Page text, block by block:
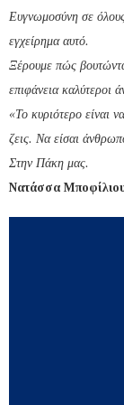
Ευγνωμοσύνη σε
εγχείρημα αυτό.
Ξέρουμε πώς
επιφάνεια καλύτεροι
«Το κυριότερο είναι
ζεις. Να είσαι
Στην Πάκη μας.
Νατάσσα